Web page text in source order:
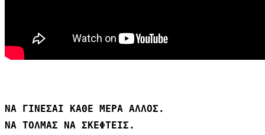
ΝΑ ΓΙΝΕΣΑΙ ΚΑΘΕ ΜΕΡΑ ΑΛΛΟΣ.
ΝΑ ΤΟΛΜΑΣ ΝΑ ΣΚΕΦΤΕΙΣ.